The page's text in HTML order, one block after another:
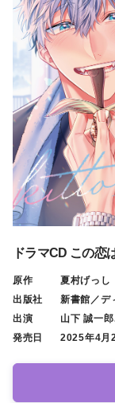
ドラマCD この恋
原作
夏村げっし
出版社
新書館／デ
出演
山下 誠一
発売日
2025年4月